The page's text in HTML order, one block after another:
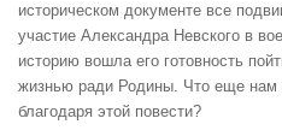
историческом документе все
участие Александра Невского в
историю вошла его готовность
жизнью ради Родины. Что еще нам
благодаря этой повести?